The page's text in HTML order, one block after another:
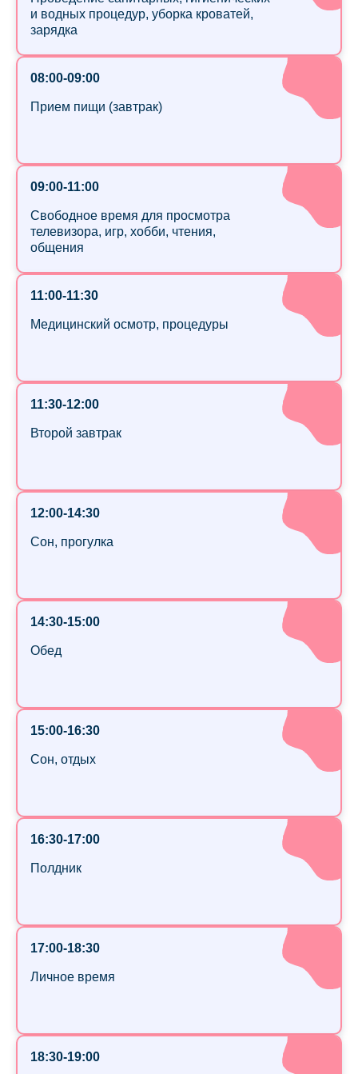
и водных процедур, уборка кроватей,
зарядка
08:00-09:00
Прием пищи (завтрак)
09:00-11:00
Свободное время для просмотра
телевизора, игр, хобби, чтения,
общения
11:00-11:30
Медицинский осмотр, процедуры
11:30-12:00
Второй завтрак
12:00-14:30
Сон, прогулка
14:30-15:00
Обед
15:00-16:30
Сон, отдых
16:30-17:00
Полдник
17:00-18:30
Личное время
18:30-19:00